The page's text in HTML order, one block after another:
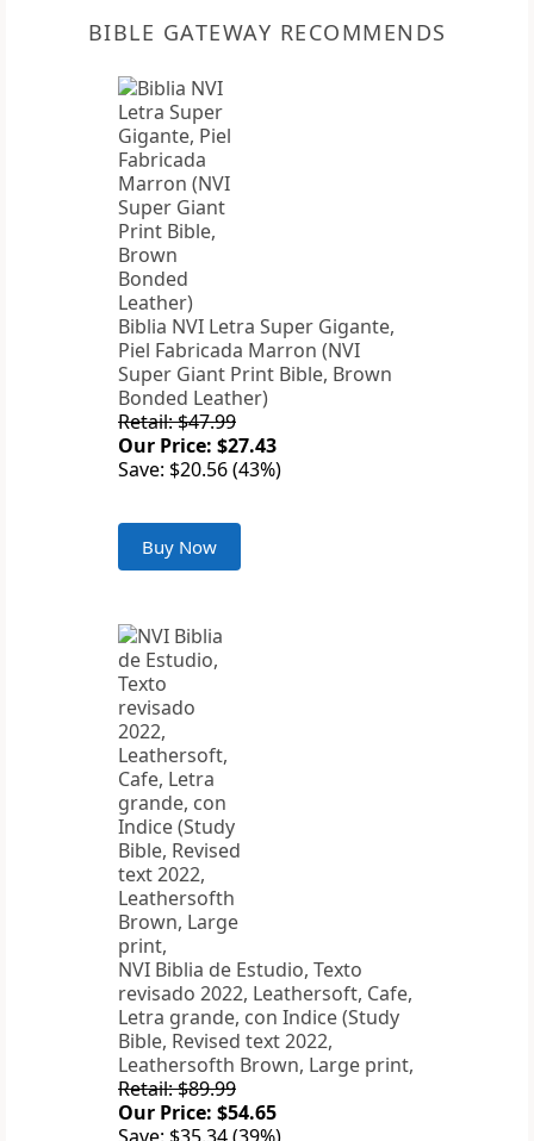
BIBLE GATEWAY RECOMMENDS
Biblia NVI Letra Super Gigante,
Piel Fabricada Marron (NVI
Super Giant Print Bible, Brown
Bonded Leather)
Retail: $47.99
Our Price: $27.43
Save: $20.56 (43%)
Buy Now
NVI Biblia de Estudio, Texto
revisado 2022, Leathersoft, Cafe,
Letra grande, con Indice (Study
Bible, Revised text 2022,
Leathersofth Brown, Large print,
Retail: $89.99
Our Price: $54.65